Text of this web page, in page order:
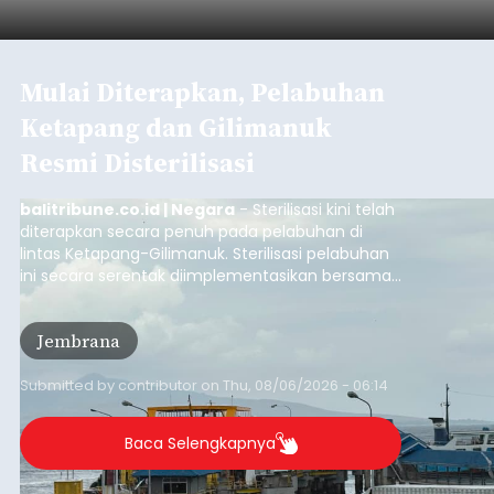
Mulai Diterapkan, Pelabuhan
Ketapang dan Gilimanuk
Resmi Disterilisasi
balitribune.co.id | Negara - Sterilisasi kini telah
diterapkan secara penuh pada pelabuhan di
lintas Ketapang-Gilimanuk. Sterilisasi pelabuhan
ini secara serentak diimplementasikan bersama
empat pelabuhan utama lainnya, yakni
Pelabuhan Merak, Bakauheni, Kayangan, dan
Lembar pada Rabu (5/8/2026).
Jembrana
Submitted by contributor on Thu, 08/06/2026 - 06:14
Baca Selengkapnya